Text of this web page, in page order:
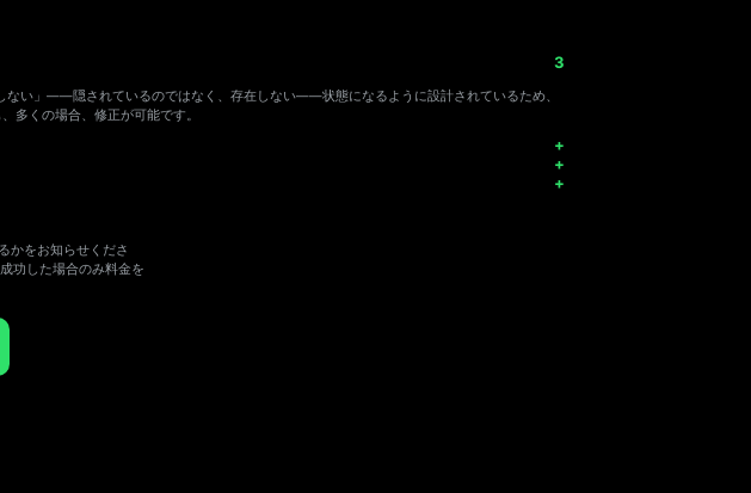
ない」――隠されているのではなく、存在しない――状態になるように設計されているため、
多くの場合、修正が可能です。
かをお知らせくださ
功した場合のみ料金を